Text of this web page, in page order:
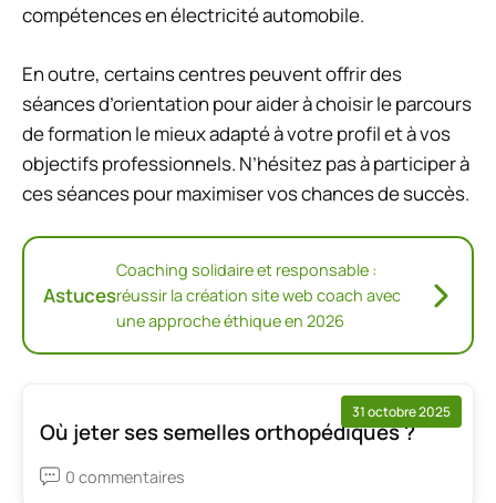
compétences en électricité automobile.
En outre, certains centres peuvent offrir des
séances d’orientation pour aider à choisir le parcours
de formation le mieux adapté à votre profil et à vos
objectifs professionnels. N’hésitez pas à participer à
ces séances pour maximiser vos chances de succès.
Astuces
Coaching solidaire et responsable :
réussir la création site web coach avec
une approche éthique en 2026
31 octobre 2025
Où jeter ses semelles orthopédiques ?
0 commentaires